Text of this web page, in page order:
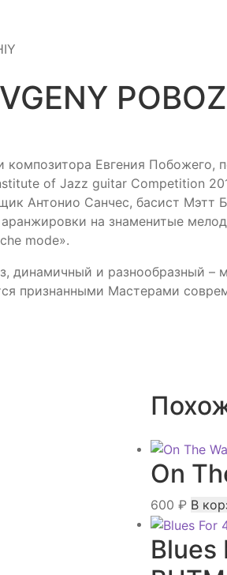
Евгения Побожего,
of Jazz guitar Competition
Антонио Санчес, басист
на знаменитые
mode».
динамичный и разнообразный
признанными Мастерами
On
600₽ В
Blues